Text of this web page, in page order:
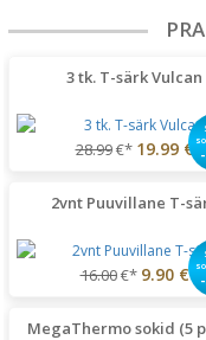
3 tk. T-särk Vulcan
28.99€* 19.99 €
2vnt Puuvillane T-
16.00€* 9.90 €
MegaThermo sokid (5